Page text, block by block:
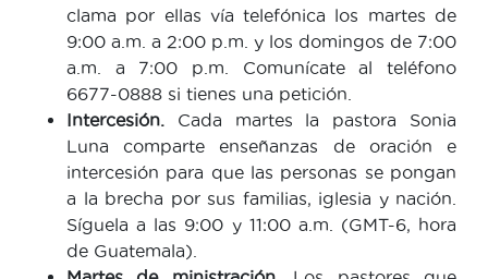
clama por ellas vía telefónica los martes de
9:00 a.m. a 2:00 p.m. y los domingos de 7:00
a.m. a 7:00 p.m. Comunícate al teléfono
6677-0888 si tienes una petición.
Intercesión. Cada martes la pastora Sonia
Luna comparte enseñanzas de oración e
intercesión para que las personas se pongan
a la brecha por sus familias, iglesia y nación.
Síguela a las 9:00 y 11:00 a.m. (GMT-6, hora
de Guatemala).